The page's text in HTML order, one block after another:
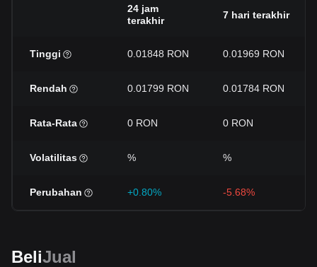
24 jam
terakhir
7 hari terakhir
Tinggi 0.01848 RON 0.01969 RON
Rendah 0.01799 RON 0.01784 RON
Rata-Rata 0 RON 0 RON
Volatilitas % %
Perubahan +0.80% -5.68%
BeliJual